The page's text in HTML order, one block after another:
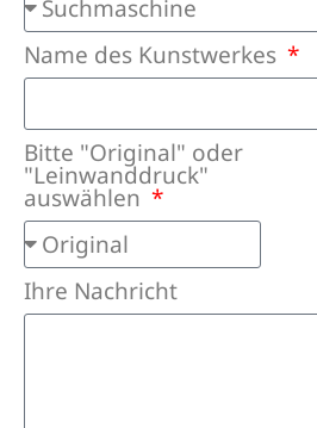
Name des Kunstwerkes
Bitte "Original" oder
"Leinwanddruck"
auswählen
Ihre Nachricht